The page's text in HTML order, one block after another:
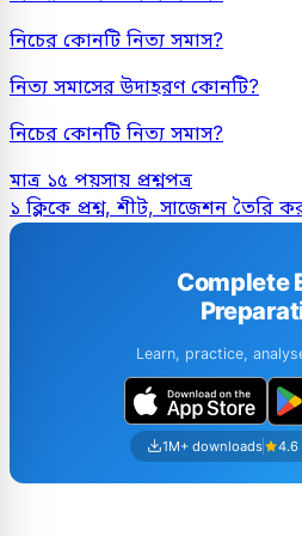
নিচের কোনটি নিত্য সমাস?
নিত্য সমাসের উদাহরণ কোনটি?
নিচের কোনটি নিত্য সমাস?
মাত্র ১৫ পয়সায় প্রশ্নপত্র
১ ক্লিকে প্রশ্ন, শীট, সাজেশন
Complete
Learn, practice,
1M+ downloads 4.6